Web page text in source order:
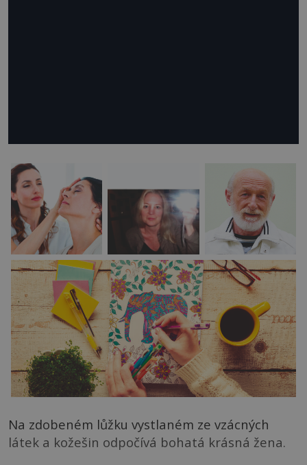
Na zdobeném lůžku vystlaném ze vzácných
látek a kožešin odpočívá bohatá krásná žena.